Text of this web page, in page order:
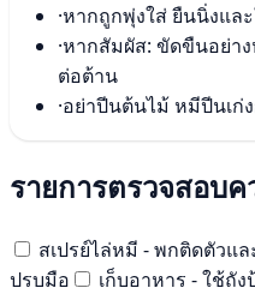
·หากถูกพุ่งใส่ ยืนนิ่งและ
·หากสัมผัส: ขัดขืนอย่า
ต่อต้าน
·อย่าปีนต้นไม้ หมีปีนเก่
รายการตรวจสอบ
สเปรย์ไล่หมี - พกติดตัวแ
ปรบมือ
เก็บอาหาร - ใช้ถั